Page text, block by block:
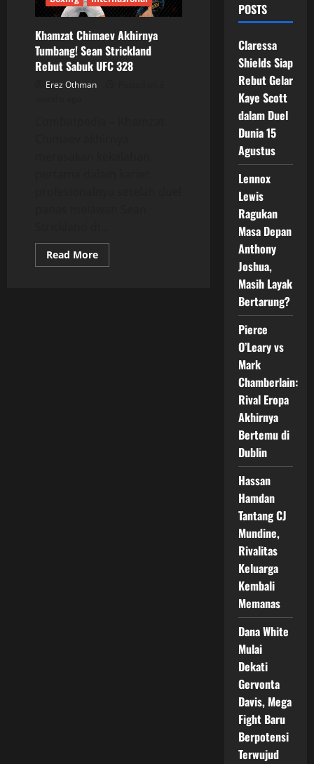
Khamzat Chimaev Akhirnya
Tumbang! Sean Strickland
Rebut Sabuk UFC 328
Erez Othman
Read MoreRead
more
POSTS
Claressa
Shields Siap
Rebut Gelar
Kaye Scott
dalam Duel
Dunia 15
Agustus
Lennox
Lewis
Ragukan
Masa Depan
Anthony
Joshua,
Masih Layak
Bertarung?
Pierce
O’Leary vs
Mark
Chamberlain:
Rival Eropa
Akhirnya
Bertemu di
Dublin
Hassan
Hamdan
Tantang CJ
Mundine,
Rivalitas
Keluarga
Kembali
Memanas
Dana White
Mulai
Dekati
Gervonta
Davis, Mega
Fight Baru
Berpotensi
Terwujud